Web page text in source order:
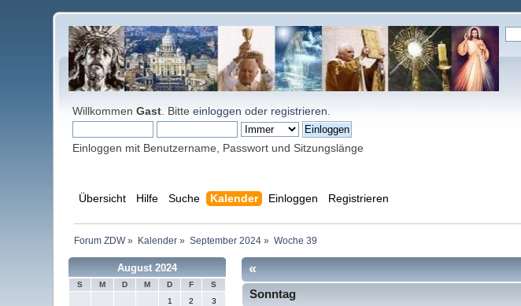
WillkommenGast . Bitteeinloggen oder registrieren
Einloggen mit Benutzername, Passwort und Sitzungslänge
Übersicht Hilfe Suche Kalender Einloggen Registrieren
Forum ZDW» Kalender» September 2024» Woche 39
August 2024
S M D M D F
S
1
2 3
«
Sonntag